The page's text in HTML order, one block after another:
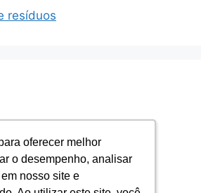
oferecer melhor
o desempenho, analisar
nosso site e
oferecer melhor
o desempenho, analisar
nosso site e
resíduos
sevenresiduos
sevenresiduos